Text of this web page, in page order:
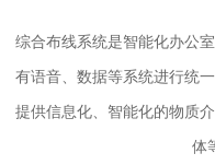
综合布线系统是智能化办公
有语音、数据等系统进行统
提供信息化、智能化的物质
体